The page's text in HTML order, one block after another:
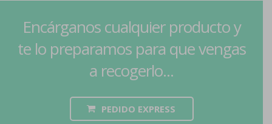
Encárganos cualquier producto y
te lo preparamos para que vengas
a recogerlo...
PEDIDO EXPRESS